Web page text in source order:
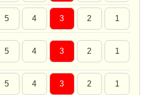
5 4 3 2 1
5 4 3 2 1
5 4 3 2 1